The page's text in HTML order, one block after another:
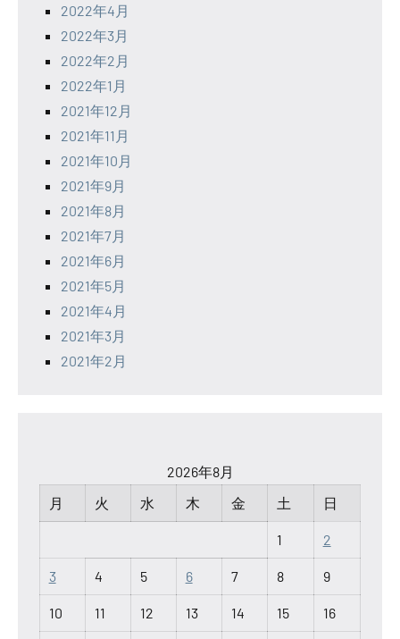
2022年4月
2022年3月
2022年2月
2022年1月
2021年12月
2021年11月
2021年10月
2021年9月
2021年8月
2021年7月
2021年6月
2021年5月
2021年4月
2021年3月
2021年2月
2026年8月
月
火 水 木 金 土 日
1 2
3 4 5 6 7 8 9
10 11 12 13 14 15 16